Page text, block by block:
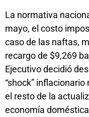
La normativa
mayo, el costo
caso de las naftas,
recargo de $9,269
Ejecutivo decidió
“shock”
el resto de la
economía